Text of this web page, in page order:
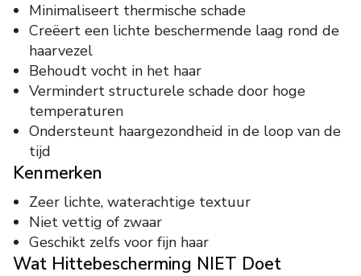
Minimaliseert thermische schade
Creëert een lichte beschermende laag rond de
haarvezel
Behoudt vocht in het haar
Vermindert structurele schade door hoge
temperaturen
Ondersteunt haargezondheid in de loop van de
tijd
Kenmerken
Zeer lichte, waterachtige textuur
Niet vettig of zwaar
Geschikt zelfs voor fijn haar
Wat Hittebescherming NIET Doet